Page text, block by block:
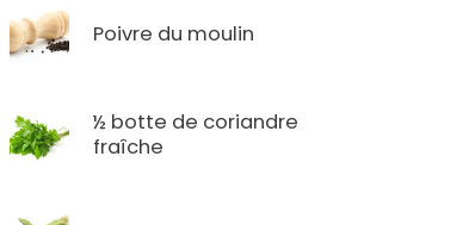
Poivre du moulin
½ botte de coriandre
fraîche